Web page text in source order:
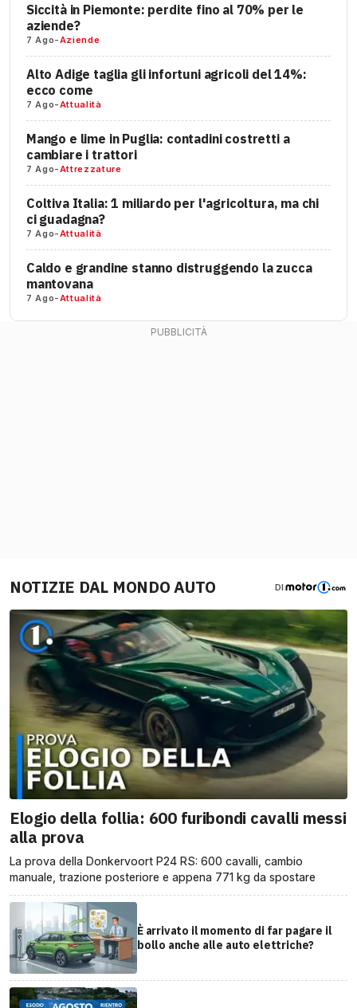
Siccità in Piemonte: perdite fino al 70% per le
aziende?
7 Ago-Aziende
Alto Adige taglia gli infortuni agricoli del 14%:
ecco come
7 Ago-Attualità
Mango e lime in Puglia: contadini costretti a
cambiare i trattori
7 Ago-Attrezzature
Coltiva Italia: 1 miliardo per l'agricoltura, ma chi
ci guadagna?
7 Ago-Attualità
Caldo e grandine stanno distruggendo la zucca
mantovana
7 Ago-Attualità
NOTIZIE DAL MONDO AUTO DI
Elogio della follia: 600 furibondi cavalli messi
alla prova
La prova della Donkervoort P24 RS: 600 cavalli, cambio
manuale, trazione posteriore e appena 771 kg da spostare
È arrivato il momento di far pagare il
bollo anche alle auto elettriche?